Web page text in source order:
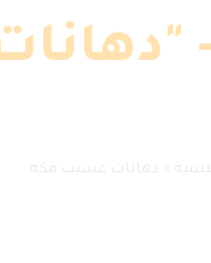
» دهانات عسيب مكه